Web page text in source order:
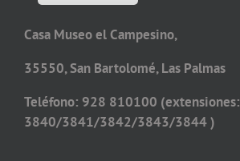
Casa Museo el Campesino,
35550, San Bartolomé, Las Palmas
Teléfono: 928 810100 (extensiones:
3840/3841/3842/3843/3844 )